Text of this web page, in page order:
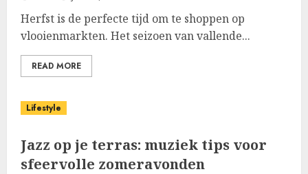
Herfst is de perfecte tijd om te shoppen op
vlooienmarkten. Het seizoen van vallende...
READ MORE
Lifestyle
Jazz op je terras: muziek tips voor
sfeervolle zomeravonden